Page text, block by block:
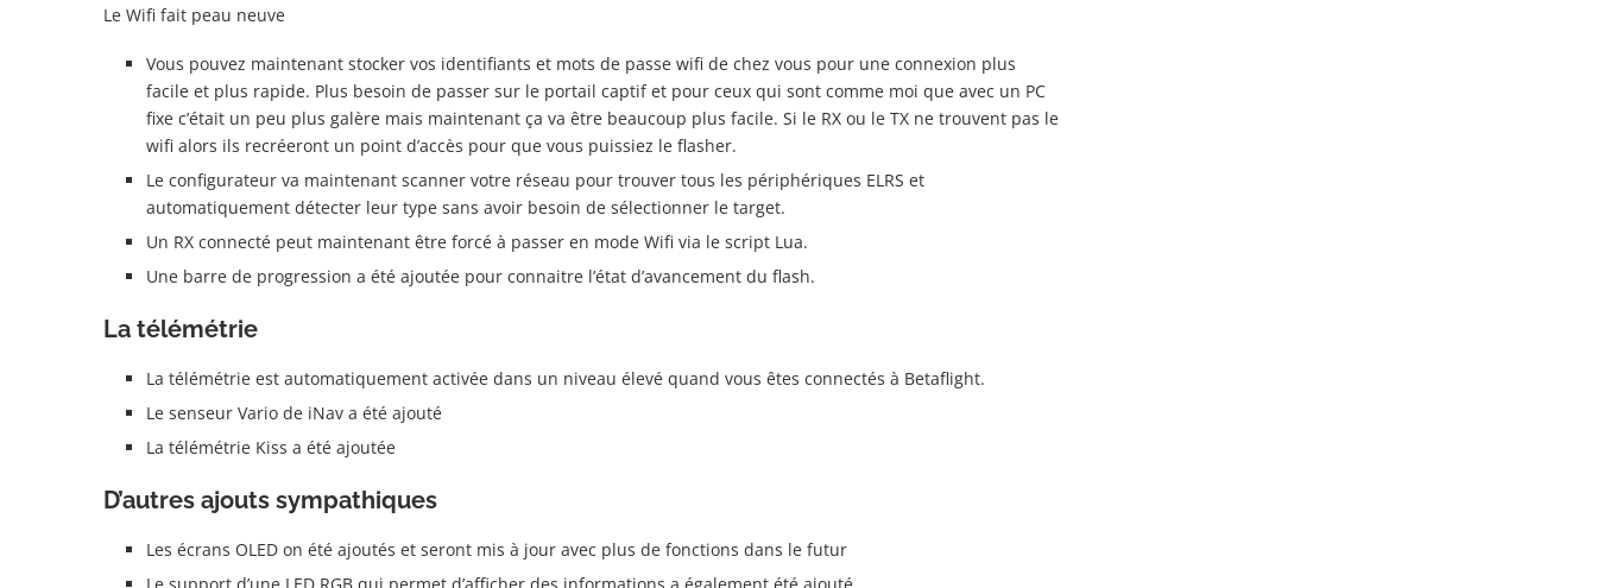
Le Wifi fait peau neuve
Vous pouvez maintenant stocker vos identifiants et mots de passe wifi de chez vous pour une connexion plus
facile et plus rapide. Plus besoin de passer sur le portail captif et pour ceux qui sont comme moi que avec un PC
fixe c’était un peu plus galère mais maintenant ça va être beaucoup plus facile. Si le RX ou le TX ne trouvent pas le
wifi alors ils recréeront un point d’accès pour que vous puissiez le flasher.
Le configurateur va maintenant scanner votre réseau pour trouver tous les périphériques ELRS et
automatiquement détecter leur type sans avoir besoin de sélectionner le target.
Un RX connecté peut maintenant être forcé à passer en mode Wifi via le script Lua.
Une barre de progression a été ajoutée pour connaitre l’état d’avancement du flash.
La télémétrie
La télémétrie est automatiquement activée dans un niveau élevé quand vous êtes connectés à Betaflight.
Le senseur Vario de iNav a été ajouté
La télémétrie Kiss a été ajoutée
D’autres ajouts sympathiques
Les écrans OLED on été ajoutés et seront mis à jour avec plus de fonctions dans le futur